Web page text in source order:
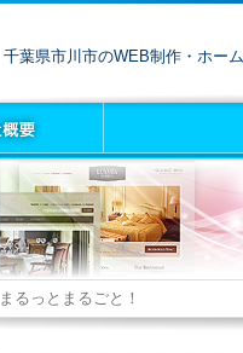
千葉県市川市のWEB制作・ホー
まるっとまるごと！